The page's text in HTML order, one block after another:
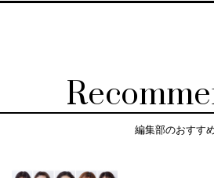
編集部のおすす